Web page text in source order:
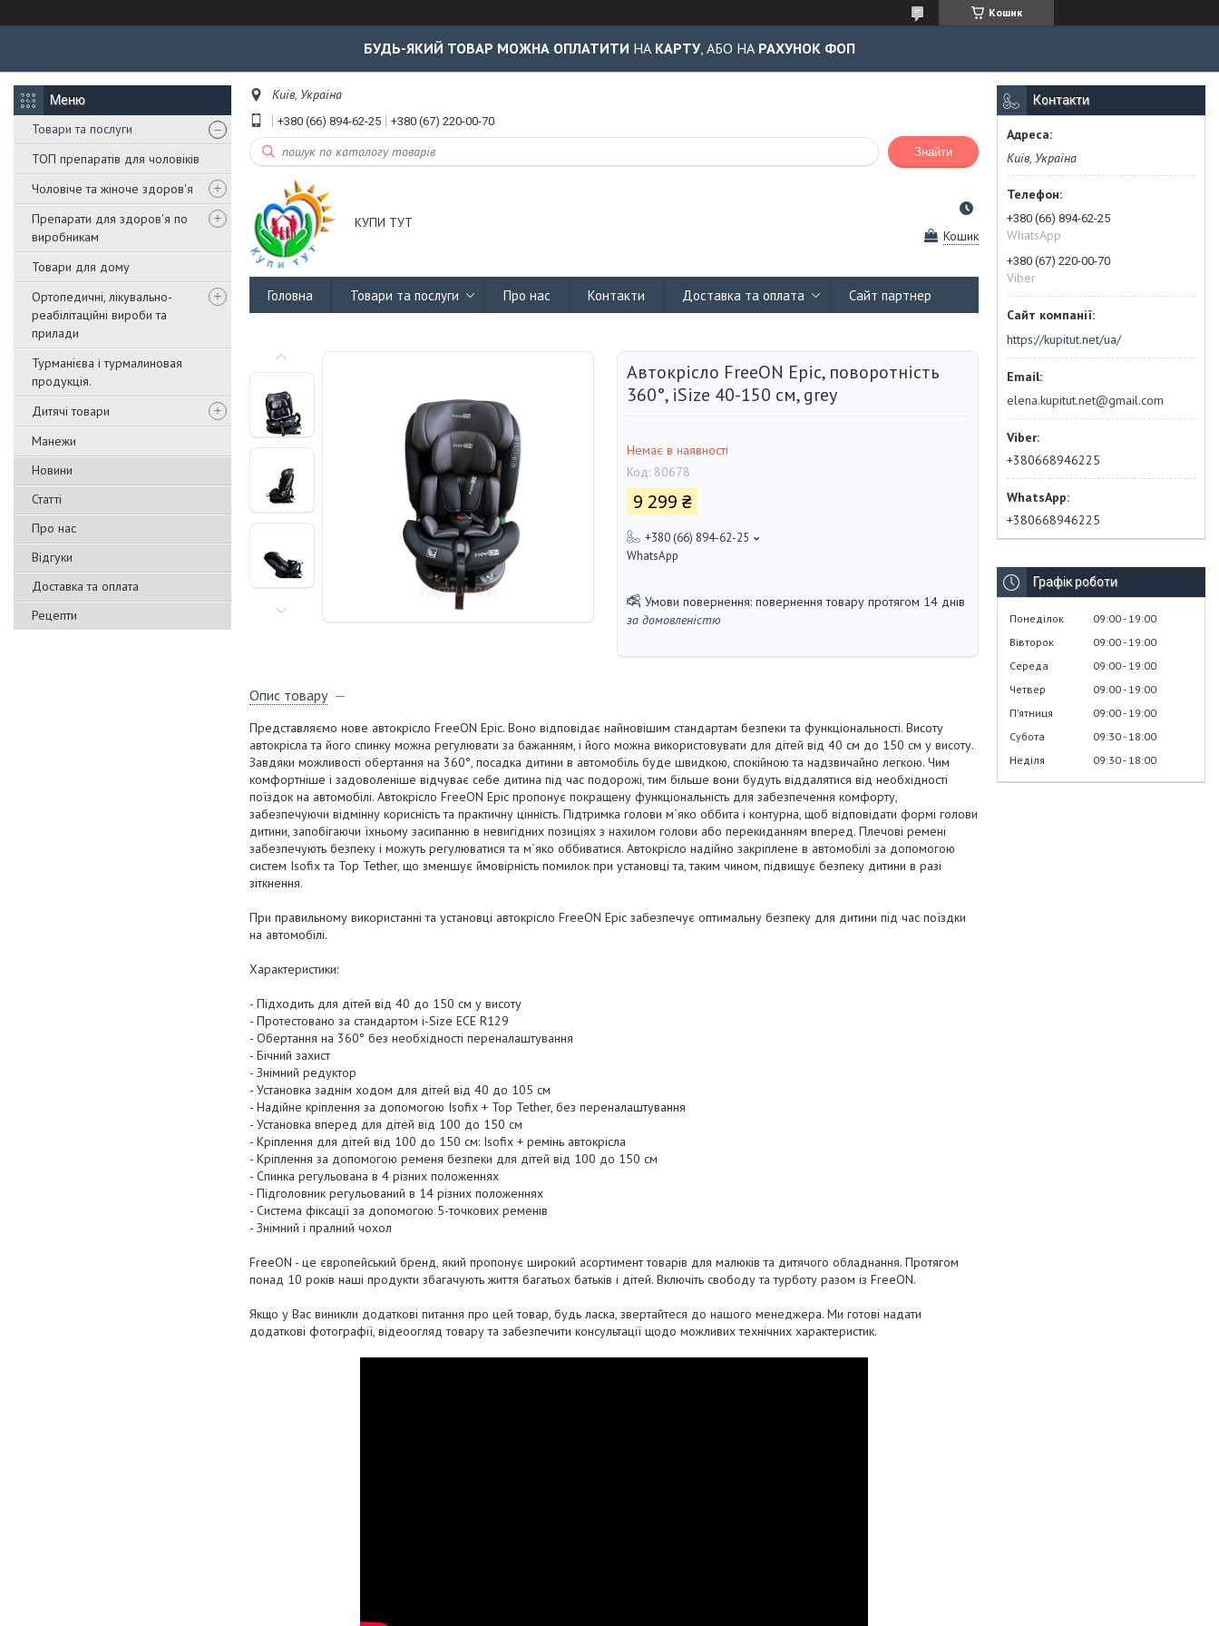
Кошик
БУДЬ-ЯКИЙ ТОВАР МОЖНА ОПЛАТИТИ НА КАРТУ, АБО НА РАХУНОК ФОП
Товари та послуги
ТОП препаратів для чоловіків
Чоловіче та жіноче здоров'я
Препарати для здоров'я по
виробникам
Товари для дому
Ортопедичні, лікувально-
реабілітаційні вироби та
прилади
Турманієва і турмалиновая
продукція.
Дитячі товари
Манежи
Новини
Статті
Про нас
Відгуки
Доставка та оплата
Рецепти
Київ, Україна
+380 (66) 894-62-25 +380 (67) 220-00-70
Знайти
КУПИ ТУТ
Кошик
Головна Товари та послуги Про нас Контакти Доставка та оплата Сайт партнер
Автокрісло FreeON Epic, поворотність
360°, iSize 40-150 см, grey
Немає в наявності
Код: 80678
9 299 ₴
+380 (66) 894-62-25
WhatsApp
повернення товару протягом 14 днів
за домовленістю
Опис товару
Представляємо нове автокрісло FreeON Epic. Воно відповідає найновішим стандартам безпеки та функціональності. Висоту
автокрісла та його спинку можна регулювати за бажанням, і його можна використовувати для дітей від 40 см до 150 см у висоту.
Завдяки можливості обертання на 360°, посадка дитини в автомобіль буде швидкою, спокійною та надзвичайно легкою. Чим
комфортніше і задоволеніше відчуває себе дитина під час подорожі, тим більше вони будуть віддалятися від необхідності
поїздок на автомобілі. Автокрісло FreeON Epic пропонує покращену функціональність для забезпечення комфорту,
забезпечуючи відмінну корисність та практичну цінність. Підтримка голови м`яко оббита і контурна, щоб відповідати формі голови
дитини, запобігаючи їхньому засипанню в невигідних позиціях з нахилом голови або перекиданням вперед. Плечові ремені
забезпечують безпеку і можуть регулюватися та м`яко оббиватися. Автокрісло надійно закріплене в автомобілі за допомогою
систем Isofix та Top Tether, що зменшує ймовірність помилок при установці та, таким чином, підвищує безпеку дитини в разі
зіткнення.
При правильному використанні та установці автокрісло FreeON Epic забезпечує оптимальну безпеку для дитини під час поїздки
на автомобілі.
Характеристики:
- Підходить для дітей від 40 до 150 см у висоту
- Протестовано за стандартом i-Size ECE R129
- Обертання на 360° без необхідності переналаштування
- Бічний захист
- Знімний редуктор
- Установка заднім ходом для дітей від 40 до 105 см
- Надійне кріплення за допомогою Isofix + Top Tether, без переналаштування
- Установка вперед для дітей від 100 до 150 см
- Кріплення для дітей від 100 до 150 см: Isofix + ремінь автокрісла
- Кріплення за допомогою ременя безпеки для дітей від 100 до 150 см
- Спинка регульована в 4 різних положеннях
- Підголовник регульований в 14 різних положеннях
- Система фіксації за допомогою 5-точкових ременів
- Знімний і пралний чохол
FreeON - це європейський бренд, який пропонує широкий асортимент товарів для малюків та дитячого обладнання. Протягом
понад 10 років наші продукти збагачують життя багатьох батьків і дітей. Включіть свободу та турботу разом із FreeON.
Якщо у Вас виникли додаткові питання про цей товар, будь ласка, звертайтеся до нашого менеджера. Ми готові надати
додаткові фотографії, відеоогляд товару та забезпечити консультації щодо можливих технічних характеристик.
Контакти
Київ, Україна
+380 (66) 894-62-25
WhatsApp
+380 (67) 220-00-70
Viber
https://kupitut.net/ua/
elena.kupitut.net@gmail.com
+380668946225
+380668946225
Графік роботи
Понеділок 09:00 19:00
Вівторок
09:00 19:00
Середа
09:00 19:00
Четвер
09:00 19:00
Пʼятниця
09:00 19:00
Субота
09:30 18:00
Неділя
09:30 18:00